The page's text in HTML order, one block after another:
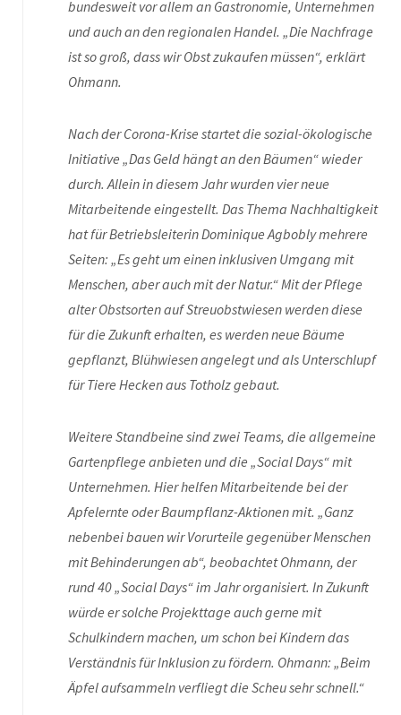
bundesweit vor allem an Gastronomie, Unternehmen
und auch an den regionalen Handel. „Die Nachfrage
ist so groß, dass wir Obst zukaufen müssen“, erklärt
Ohmann.
Nach der Corona-Krise startet die sozial-ökologische
Initiative „Das Geld hängt an den Bäumen“ wieder
durch. Allein in diesem Jahr wurden vier neue
Mitarbeitende eingestellt. Das Thema Nachhaltigkeit
hat für Betriebsleiterin Dominique Agbobly mehrere
Seiten: „Es geht um einen inklusiven Umgang mit
Menschen, aber auch mit der Natur.“ Mit der Pflege
alter Obstsorten auf Streuobstwiesen werden diese
für die Zukunft erhalten, es werden neue Bäume
gepflanzt, Blühwiesen angelegt und als Unterschlupf
für Tiere Hecken aus Totholz gebaut.
Weitere Standbeine sind zwei Teams, die allgemeine
Gartenpflege anbieten und die „Social Days“ mit
Unternehmen. Hier helfen Mitarbeitende bei der
Apfelernte oder Baumpflanz-Aktionen mit. „Ganz
nebenbei bauen wir Vorurteile gegenüber Menschen
mit Behinderungen ab“, beobachtet Ohmann, der
rund 40 „Social Days“ im Jahr organisiert. In Zukunft
würde er solche Projekttage auch gerne mit
Schulkindern machen, um schon bei Kindern das
Verständnis für Inklusion zu fördern. Ohmann: „Beim
Äpfel aufsammeln verfliegt die Scheu sehr schnell.“